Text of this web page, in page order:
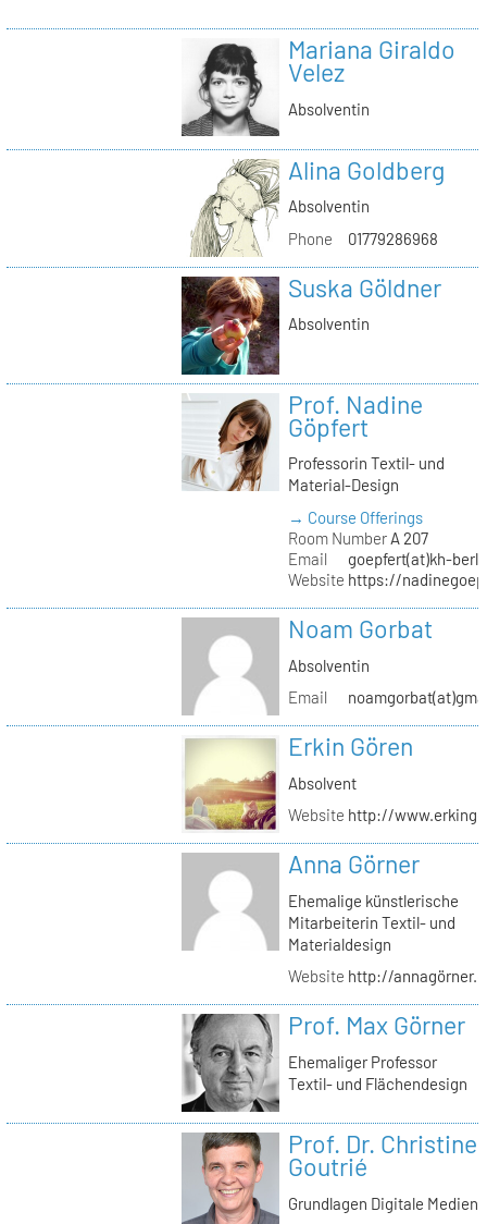
Mariana Giraldo
Velez
Absolventin
Alina Goldberg
Absolventin
Phone
01779286968
Suska Göldner
Absolventin
Prof. Nadine
Göpfert
Professorin Textil- und
Material-Design
→ Course Offerings
Room NumberA 207
Email
goepfert(at)kh-
Website https://
Noam Gorbat
Absolventin
Email
Erkin Gören
Absolvent
Website http://
Anna Görner
Ehemalige künstlerische
Mitarbeiterin Textil- und
Materialdesign
Website http://
Prof. Max Görner
Ehemaliger Professor
Textil- und Flächendesign
Prof. Dr. Christine
Goutrié
Grundlagen Digitale Medien